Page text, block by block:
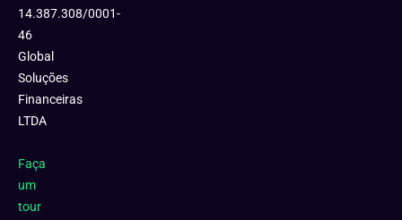
14.387.308/0001-
46
Global
Soluções
Financeiras
LTDA
Faça
um
tour